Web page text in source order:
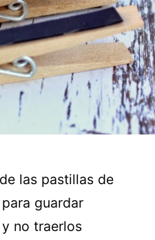
las pastillas de
guardar
no traerlos